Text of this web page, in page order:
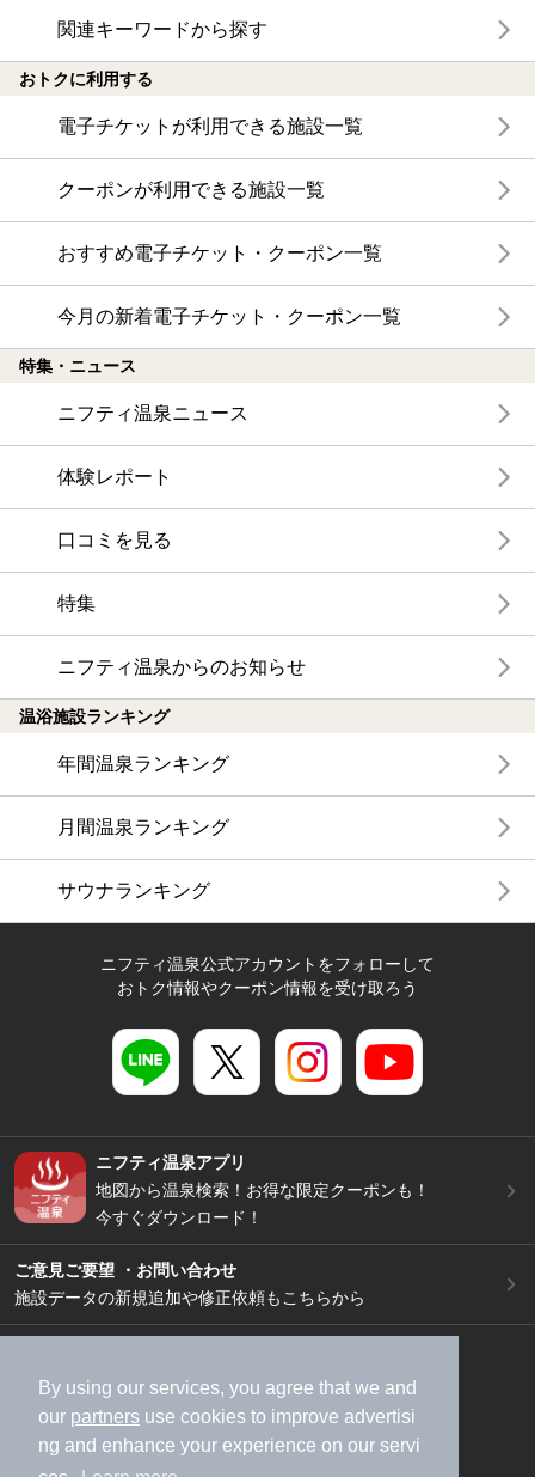
By using our services, you agree that we and
our partners use cookies to improve advertisi
ng and enhance your experience on our servi
関連キーワードから探す
おトクに利用する
電子チケットが利用できる施設一覧
クーポンが利用できる施設一覧
おすすめ電子チケット・クーポン一覧
今月の新着電子チケット・クーポン一覧
特集・ニュース
ニフティ温泉ニュース
体験レポート
口コミを見る
特集
ニフティ温泉からのお知らせ
温浴施設ランキング
年間温泉ランキング
月間温泉ランキング
サウナランキング
ニフティ温泉公式アカウントをフォローして
おトク情報やクーポン情報を受け取ろう
ニフティ温泉アプリ
地図から温泉検索！お得な限定クーポンも！
今すぐダウンロード！
ご意見ご要望 ・お問い合わせ
施設データの新規追加や修正依頼もこちらから
加盟店募集（資料請求）
広告出稿のご案内
利用規約
ライフスタイルMEMBERS+規約
特定商取引法に基づく表記
ヘルプ
採用情報